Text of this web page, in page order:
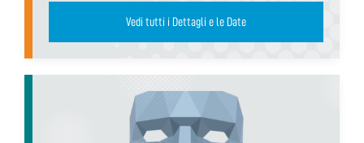
Vedi tutti i Dettagli e le Date